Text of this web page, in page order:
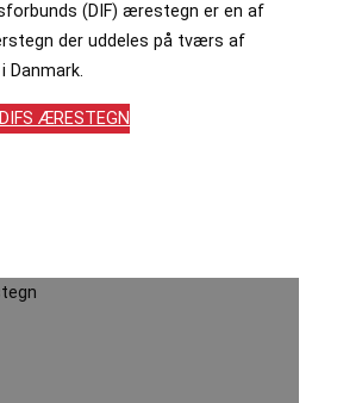
(DIF) ærestegn er en af
der uddeles på tværs af
Danmark.
ÆRESTEGN